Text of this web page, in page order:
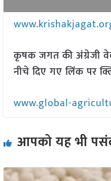
कृषक जगत की अंग्रेजी
नीचे दिए गए लिंक पर
www.global-
आपको यह भी